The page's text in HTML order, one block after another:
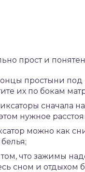
прост и
простыни под
их по бокам
сначала
нужное
можно как
что зажимы
сном и отдыхом